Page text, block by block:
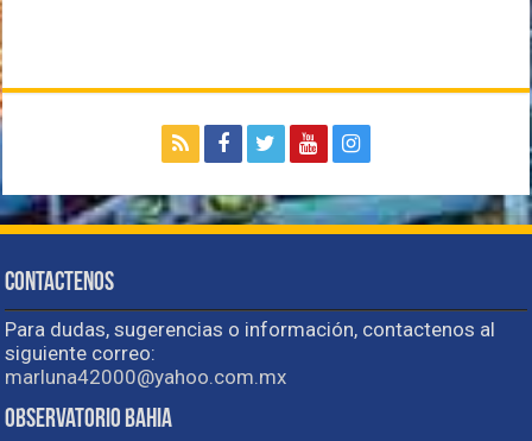
Contactenos
Para dudas, sugerencias o información, contactenos al
siguiente correo:
marluna42000@yahoo.com.mx
Observatorio Bahia